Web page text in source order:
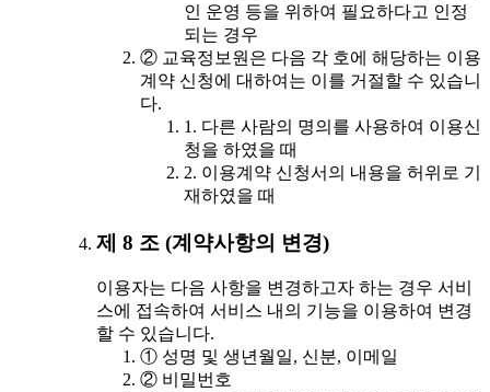
인 운영 등을 위하여 필요하다고 인정
되는 경우
② 교육정보원은 다음 각 호에 해당하는 이용
계약 신청에 대하여는 이를 거절할 수 있습니
다.
1. 다른 사람의 명의를 사용하여 이용신
청을 하였을 때
2. 이용계약 신청서의 내용을 허위로 기
재하였을 때
제 8 조 (계약사항의 변경)
이용자는 다음 사항을 변경하고자 하는 경우 서비
스에 접속하여 서비스 내의 기능을 이용하여 변경
할 수 있습니다.
① 성명 및 생년월일, 신분, 이메일
② 비밀번호